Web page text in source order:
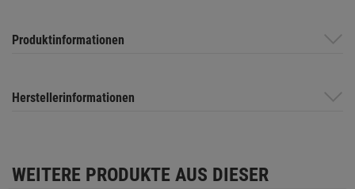
Produktinformationen
Herstellerinformationen
WEITERE PRODUKTE AUS DIESER